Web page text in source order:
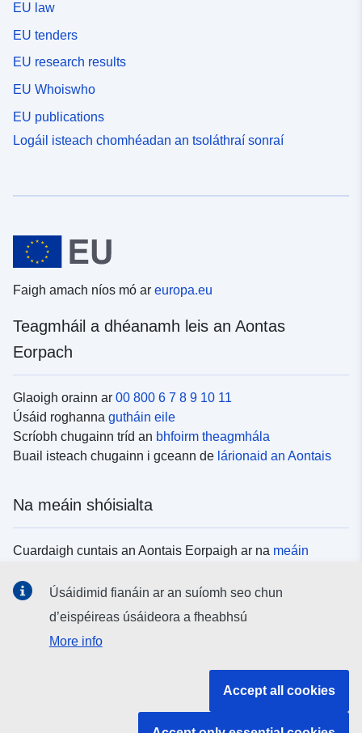
EU law
EU tenders
EU research results
EU Whoiswho
EU publications
Logáil isteach chomhéadan an tsoláthraí sonraí
Faigh amach níos mó ar europa.eu
Teagmháil a dhéanamh leis an Aontas
Eorpach
Glaoigh orainn ar 00 800 6 7 8 9 10 11
Úsáid roghanna gutháin eile
Scríobh chugainn tríd an bhfoirm theagmhála
Buail isteach chugainn i gceann de lárionaid an Aontais
Na meáin shóisialta
Cuardaigh cuntais an Aontais Eorpaigh ar na meáin
Úsáidimid fianáin ar an suíomh seo chun
d’eispéireas úsáideora a fheabhsú
More info
Accept all cookies